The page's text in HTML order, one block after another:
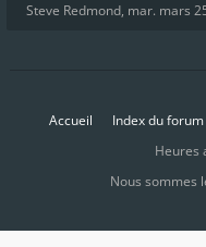
Steve Redmond, mar. mars
Accueil Index du forum
Heures
Nous sommes